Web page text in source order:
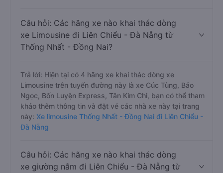
Câu hỏi: Các hãng xe nào khai thác dòng
xe Limousine đi Liên Chiểu - Đà Nẵng từ
Thống Nhất - Đồng Nai?
Trả lời: Hiện tại có 4 hãng xe khai thác dòng xe
Limousine trên tuyến đường này là xe Cúc Tùng, Bảo
Ngọc, Bốn Luyện Express, Tân Kim Chi, bạn có thể tham
khảo thêm thông tin và đặt vé các nhà xe này tại trang
này: Xe limousine Thống Nhất - Đồng Nai đi Liên Chiểu -
Đà Nẵng
Câu hỏi: Các hãng xe nào khai thác dòng
xe giường nằm đi Liên Chiểu - Đà Nẵng từ